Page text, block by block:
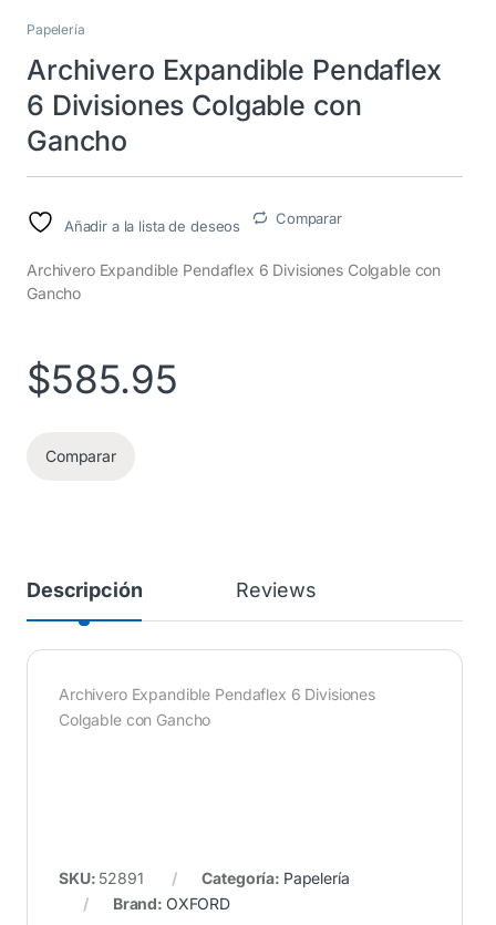
Papelería
Archivero Expandible Pendaflex
6 Divisiones Colgable con
Gancho
Añadir a la lista de deseos Comparar
Archivero Expandible Pendaflex 6 Divisiones Colgable con
Gancho
$585.95
Comparar
Descripción Reviews
Archivero Expandible Pendaflex 6 Divisiones
Colgable con Gancho
SKU: 52891 Categoría: Papelería
Brand: OXFORD